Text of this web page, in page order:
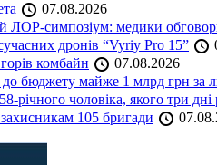
07.08.2026
ЛОР-симпозіум: медики
дронів “Vyriy Pro 15”
комбайн
07.08.2026
до бюджету майже 1 млрд грн за
чоловіка, якого три дні
105 бригади